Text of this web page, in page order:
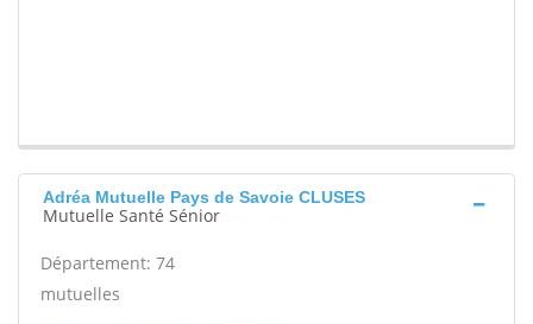
Adréa Mutuelle Pays de Savoie CLUSES
Mutuelle Santé Sénior
Département: 74
mutuelles